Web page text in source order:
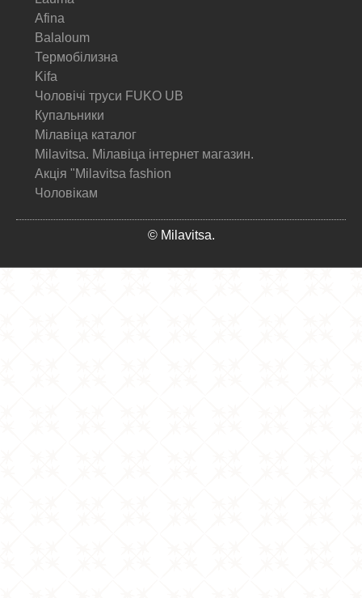
Afina
Balaloum
Термобілизна
Kifa
Чоловічі труси FUKO UB
Купальники
Мілавіца каталог
Milavitsa. Мілавіца інтернет магазин.
Акція "Milavitsa fashion
Чоловікам
© Milavitsa.